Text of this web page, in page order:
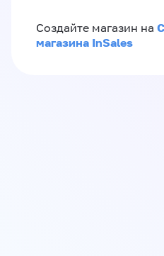
Создайте магазин на
магазина InSales